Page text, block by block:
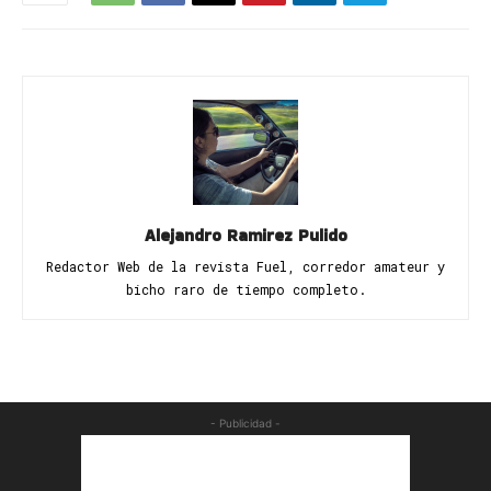
Alejandro Ramirez Pulido
Redactor Web de la revista Fuel, corredor amateur y
bicho raro de tiempo completo.
- Publicidad -